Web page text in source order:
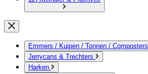
Emmers / Kuipen / Tonnen / Composters
Jerrycans & Trechters
Harken